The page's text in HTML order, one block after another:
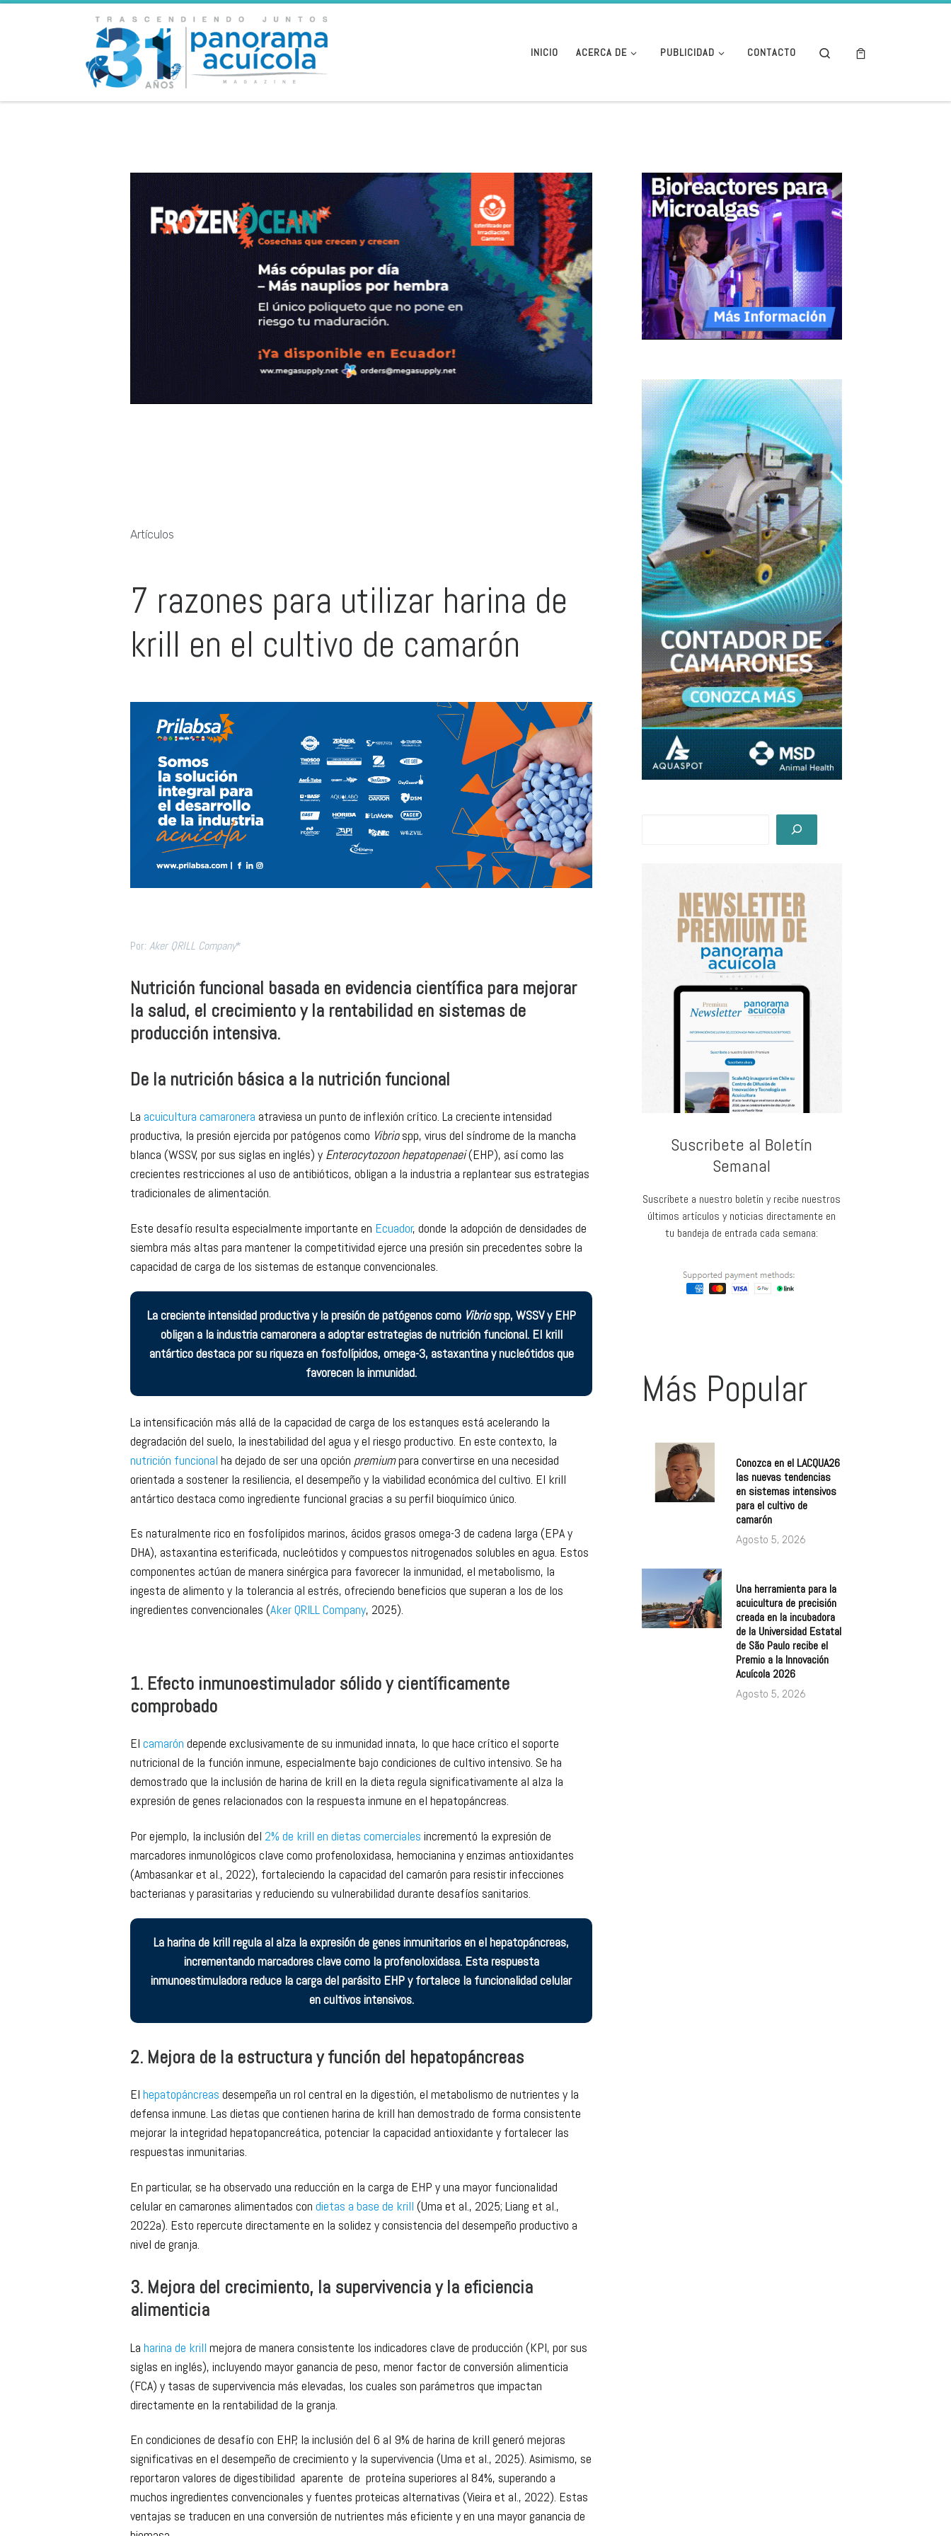
INICIO ACERCA DE PUBLICIDAD CONTACTO Search
Artículos
7 razones para utilizar harina de
krill en el cultivo de camarón
Por: Aker QRILL Company
Nutrición funcional basada en evidencia científica para mejorar
producción intensiva.
De la nutrición básica a la nutrición funcional
Laacuicultura camaronera atraviesa un punto de inflexión crítico. La creciente intensidad
productiva, la presión ejercida por patógenos como
crecientes restricciones al uso de antibióticos, obligan a la industria a replantear sus estrategias
tradicionales de alimentación.
siembra más altas para mantener la competitividad ejerce una presión sin precedentes sobre la
capacidad de carga de los sistemas de estanque convencionales.
La creciente intensidad productiva y la presión de patógenos como
favorecen la inmunidad.
La intensificación más allá de la capacidad de carga de los estanques está acelerando la
degradación del suelo, la inestabilidad del agua y el riesgo productivo. En este contexto, la
orientada a sostener la resiliencia, el desempeño y la viabilidad económica del cultivo. El krill
antártico destaca como ingrediente funcional gracias a su perfil bioquímico único.
Es naturalmente rico en fosfolípidos marinos, ácidos grasos omega-3 de cadena larga (EPA y
DHA), astaxantina esterificada, nucleótidos y compuestos nitrogenados solubles en agua. Estos
1. Efecto inmunoestimulador sólido y científicamente
comprobado
Elcamaróndepende exclusivamente de su inmunidad innata, lo que hace crítico el soporte
demostrado que la inclusión de harina de krill en la dieta regula significativamente al alza la
expresión de genes relacionados con la respuesta inmune en el hepatopáncreas.
Por ejemplo, la inclusión del2% de krill en dietas comercialesincrementó la expresión de
(Ambasankar et al., 2022), fortaleciendo la capacidad del camarón para resistir infecciones
bacterianas y parasitarias y reduciendo su vulnerabilidad durante desafíos sanitarios.
La harina de krill regula al alza la expresión de genes inmunitarios en el hepatopáncreas,
en cultivos intensivos.
2. Mejora de la estructura y función del hepatopáncreas
Elhepatopáncreasdesempeña un rol central en la digestión, el metabolismo de nutrientes y la
mejorar la integridad hepatopancreática, potenciar la capacidad antioxidante y fortalecer las
respuestas inmunitarias.
En particular, se ha observado una reducción en la carga de EHP y una mayor funcionalidad
2022a). Esto repercute directamente en la solidez y consistencia del desempeño productivo a
nivel de granja.
3. Mejora del crecimiento, la supervivencia y la eficiencia
alimenticia
Laharina de krillmejora de manera consistente los indicadores clave de producción (KPI, por sus
(FCA) y tasas de supervivencia más elevadas, los cuales son parámetros que impactan
directamente en la rentabilidad de la granja.
En condiciones de desafío con EHP, la inclusión del 6 al 9% de harina de krill generó mejoras
significativas en el desempeño de crecimiento y la supervivencia (Uma et al., 2025). Asimismo, se
reportaron valores de digestibilidad aparente de proteína superiores al 84%, superando a
Suscribete al Boletín
Semanal
Suscríbete a nuestro boletín y recibe nuestros
últimos artículos y noticias directamente en
tu bandeja de entrada cada semana:
Más Popular
Conozca en el LACQUA26
las nuevas tendencias
en sistemas intensivos
para el cultivo de
camarón
Agosto 5, 2026
Una herramienta para la
acuicultura de precisión
creada en la incubadora
de la Universidad Estatal
de São Paulo recibe el
Premio a la Innovación
Acuícola 2026
Agosto 5, 2026